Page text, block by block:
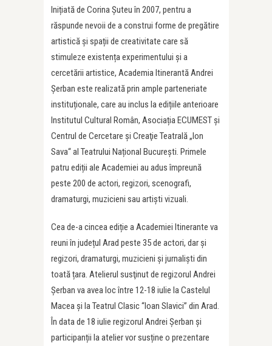
Inițiată de Corina Șuteu în 2007, pentru a
răspunde nevoii de a construi forme de pregătire
artistică și spații de creativitate care să
stimuleze existența experimentului și a
cercetării artistice, Academia Itinerantă Andrei
Șerban este realizată prin ample parteneriate
instituționale, care au inclus la edițiile anterioare
Institutul Cultural Român, Asociația ECUMEST și
Centrul de Cercetare şi Creaţie Teatrală „Ion
Sava“ al Teatrului Național București. Primele
patru ediții ale Academiei au adus împreună
peste 200 de actori, regizori, scenografi,
dramaturgi, muzicieni sau artiști vizuali.
Cea de-a cincea ediție a Academiei Itinerante va
reuni în județul Arad peste 35 de actori, dar și
regizori, dramaturgi, muzicieni și jurnaliști din
toată țara. Atelierul susţinut de regizorul Andrei
Şerban va avea loc între 12-18 iulie la Castelul
Macea și la Teatrul Clasic “Ioan Slavici” din Arad.
În data de 18 iulie regizorul Andrei Șerban și
participanții la atelier vor susține o prezentare